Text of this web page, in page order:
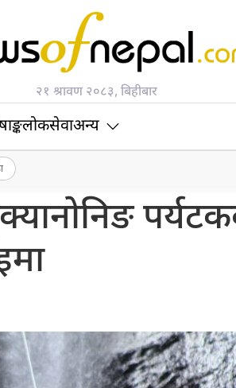
२१ श्रावण २०८३, बिहीबार
लोकसेवाअन्य